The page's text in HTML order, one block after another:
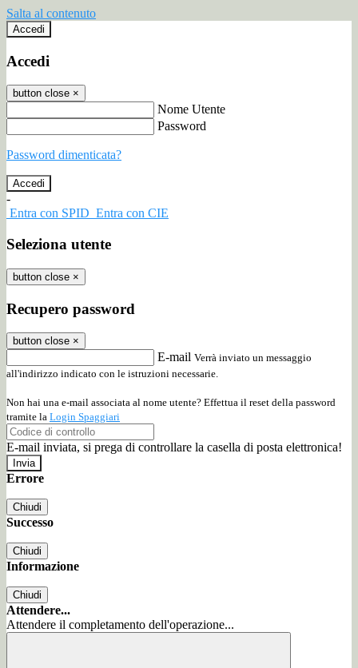
Salta al contenuto
Accedi
Accedi
button close ×
Nome Utente
Password
Password dimenticata?
-
Entra con SPID Entra con CIE
Seleziona utente
button close ×
Recupero password
button close ×
E-mail Verrà inviato un messaggio
all'indirizzo indicato con le istruzioni necessarie.
Non hai una e-mail associata al nome utente? Effettua il reset della password
tramite la Login Spaggiari
E-mail inviata, si prega di controllare la casella di posta elettronica!
Errore
Chiudi
Successo
Chiudi
Informazione
Chiudi
Attendere...
Attendere il completamento dell'operazione...